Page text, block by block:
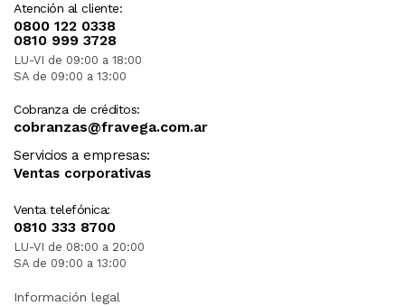
Atención al cliente:
0800 122 0338
0810 999 3728
LU-VI de 09:00 a 18:00
SA de 09:00 a 13:00
Cobranza de créditos:
cobranzas@fravega.com.ar
Servicios a empresas:
Ventas corporativas
Venta telefónica:
0810 333 8700
LU-VI de 08:00 a 20:00
SA de 09:00 a 13:00
Información legal